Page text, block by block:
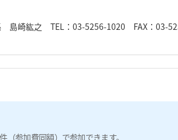
島崎紘之 TEL：03-5256-1020 FAX：03-
（参加費同額）で参加できます。